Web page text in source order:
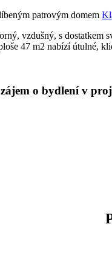
patrovým domem
vzdušný, s
47 m2 nabízí útulné,
o bydlení v